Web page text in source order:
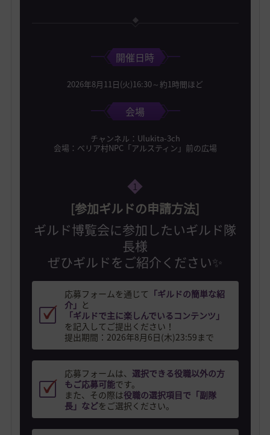
開催日時
2026年8月11日(火)16:30～約1時間ほど
会場
チャンネル：Ulukita-3ch
会場：べリア村NPC「アルスティン」前の広場
1
[参加ギルドの申請方法]
ギルド博覧会に参加したいギルド隊
長様
ぜひギルドをご紹介ください✨
応募フォームを通じて 「ギルドの簡単な紹
介」 と
「ギルドで主に楽しんでいるコンテンツ」
を記入してご提出ください！
提出期間：2026年8月6日(木)23:59まで
応募フォームは、 選択できる役職以外の方
もご応募可能です。
また、その際は役職の選択項目で「副隊
長」などをご選択ください。